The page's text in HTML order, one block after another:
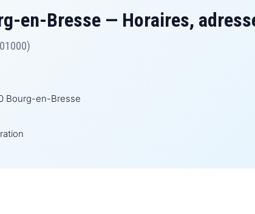
en-Bresse — Horaires,
Bourg-en-Bresse